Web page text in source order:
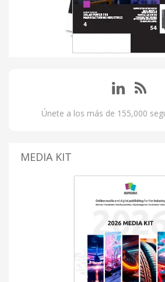
Únete a los más de 155,000
MEDIA KIT